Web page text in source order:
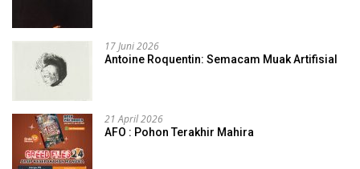
17 Juni 2026
Antoine Roquentin: Semacam Muak Artifisial
21 April 2026
AFO : Pohon Terakhir Mahira